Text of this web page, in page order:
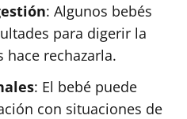
: Algunos bebés
para digerir la
rechazarla.
: El bebé puede
con situaciones de